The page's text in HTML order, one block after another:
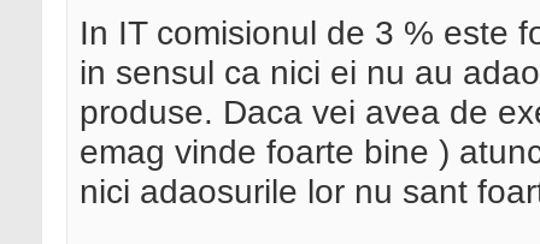
In IT comisionul de 3 % este
in sensul ca nici ei nu au
produse. Daca vei avea de
emag vinde foarte bine )
nici adaosurile lor nu sant